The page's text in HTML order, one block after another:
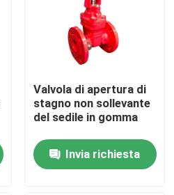
Valvola di apertura di
stagno non sollevante
del sedile in gomma
Invia richiesta